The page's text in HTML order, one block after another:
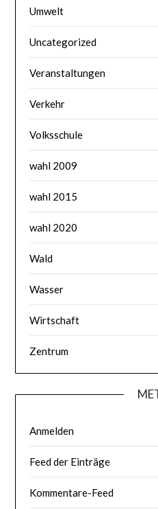
Umwelt
Uncategorized
Veranstaltungen
Verkehr
Volksschule
wahl 2009
wahl 2015
wahl 2020
Wald
Wasser
Wirtschaft
Zentrum
Anmelden
Feed der Einträge
Kommentare-Feed